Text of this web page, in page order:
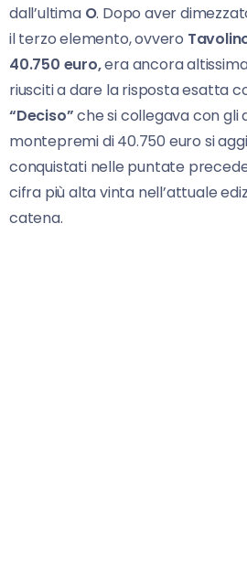
dall’ultima O. Dopo aver
il terzo elemento, ovvero
40.750 euro,era ancora
riusciti a dare la risposta esatta
“Deciso”che si collegava con gli
montepremi di 40.750 euro si
conquistati nelle puntate
cifra più alta vinta nell’attuale
catena.